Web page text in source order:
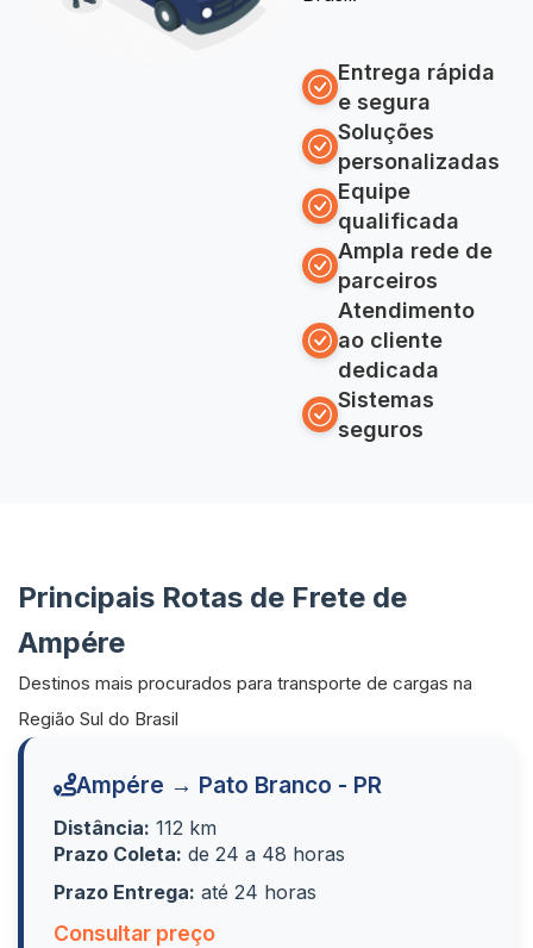
Entrega rápida
e segura
Soluções
personalizadas
Equipe
qualificada
Ampla rede de
parceiros
Atendimento
ao cliente
dedicada
Sistemas
seguros
Principais Rotas de Frete de
Ampére
Destinos mais procurados para transporte de cargas na
Região Sul do Brasil
Ampére → Pato Branco - PR
Distância: 112 km
Prazo Coleta: de 24 a 48 horas
Prazo Entrega: até 24 horas
Consultar preço